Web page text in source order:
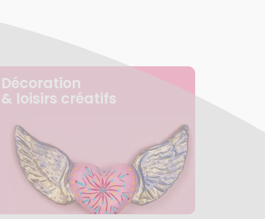
Décoration
& loisirs créatifs